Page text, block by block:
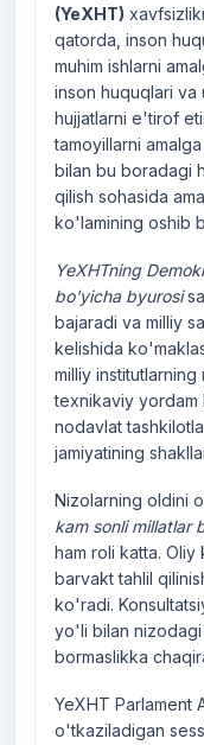
(YeXHT)
qatorda, inson
muhim ishlarni
inson huquqlari va
hujjatlarni e'tirof
tamoyillarni
bilan bu boradagi
qilish sohasida
ko'lamining oshib
YeXHTning
bo'yicha byurosi
bajaradi va milliy
kelishida
milliy
texnikaviy yordam
nodavlat
jamiyatining
Nizolarning oldini
kam sonli millatlar
ham roli katta.
barvakt tahlil
ko'radi.
yo'li bilan
bormaslikka
YeXHT Parlament
o'tkaziladigan